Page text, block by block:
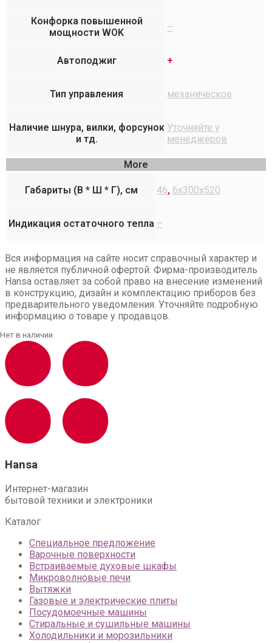
Конфорка повышенной
мощности WOK
–
Автоподжиг +
Тип управления механическое
Наличие шнура, вилки, форсунок
и тд.
Уточняйте у
менеджеров
More
Габариты (В * Ш * Г), см 46, 6х300х520
Индикация остаточного тепла –
Вся информация на сайте носит справочный характер и
не является публичной офертой. Фирма-производитель
Hansa оставляет за собой право на внесение изменений
в конструкцию, дизайн и комплектацию приборов без
предварительного уведомления. Уточняйте подробную
информацию о товаре у продавцов.
Hansa
Интернет-магазин
бытовой техники и электроники
Каталог
Специальное предложение
Варочные поверхности
Встраиваемые духовые шкафы
Микроволновые печи
Вытяжки
Газовые и электрические плиты
Посудомоечные машины
Стиральные и сушильные машины
Холодильники и морозильники